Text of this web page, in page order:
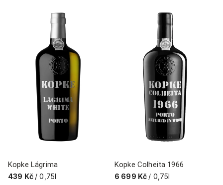
Kopke Lágrima
439 Kč / 0,75l
Kopke Colheita 1966
6 699 Kč / 0,75l